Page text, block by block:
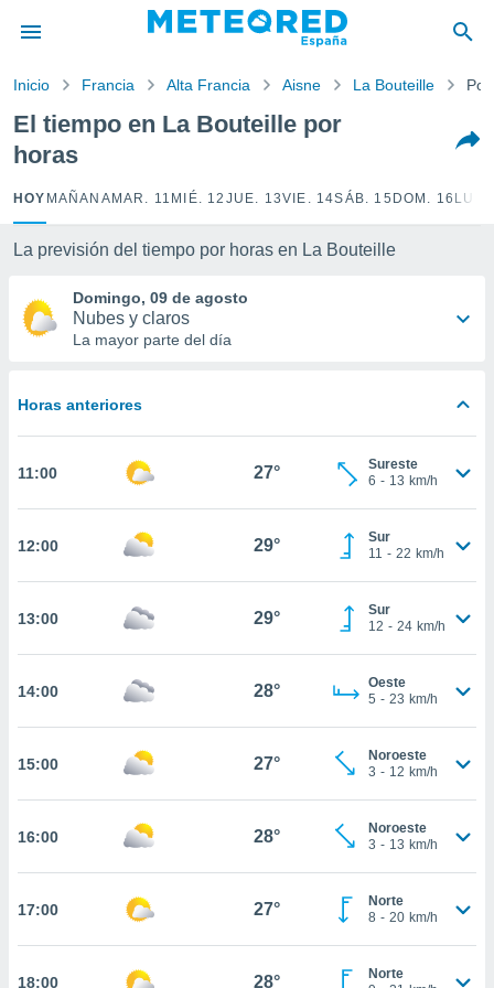
por
para
la
calidad.
a este
las
y
forma
basada
permite
coste.
botón
a la
todas
ya sean
nos
en
perfil
y
CONTINUAR
Inicio Francia Alta Francia Aisne La Bouteille
El tiempo en La Bouteille por
horas
HOY MAÑANA MAR. 11 MIÉ. 12 JUE. 13VIE. 14SÁB. 15 DOM. 16
La previsión del tiempo por horas en La Bouteille
Domingo, 09 de agosto
Nubes y claros
La mayor parte del día
Horas anteriores
11:00 27°
Sureste
6 - 13 km/h
12:00 29°
Sur
11 - 22 km/h
13:00 29°
Sur
12 - 24 km/h
14:00 28°
Oeste
5 - 23 km/h
15:00 27°
Noroeste
3 - 12 km/h
16:00 28°
Noroeste
3 - 13 km/h
17:00 27°
Norte
8 - 20 km/h
18:00 28°
Norte